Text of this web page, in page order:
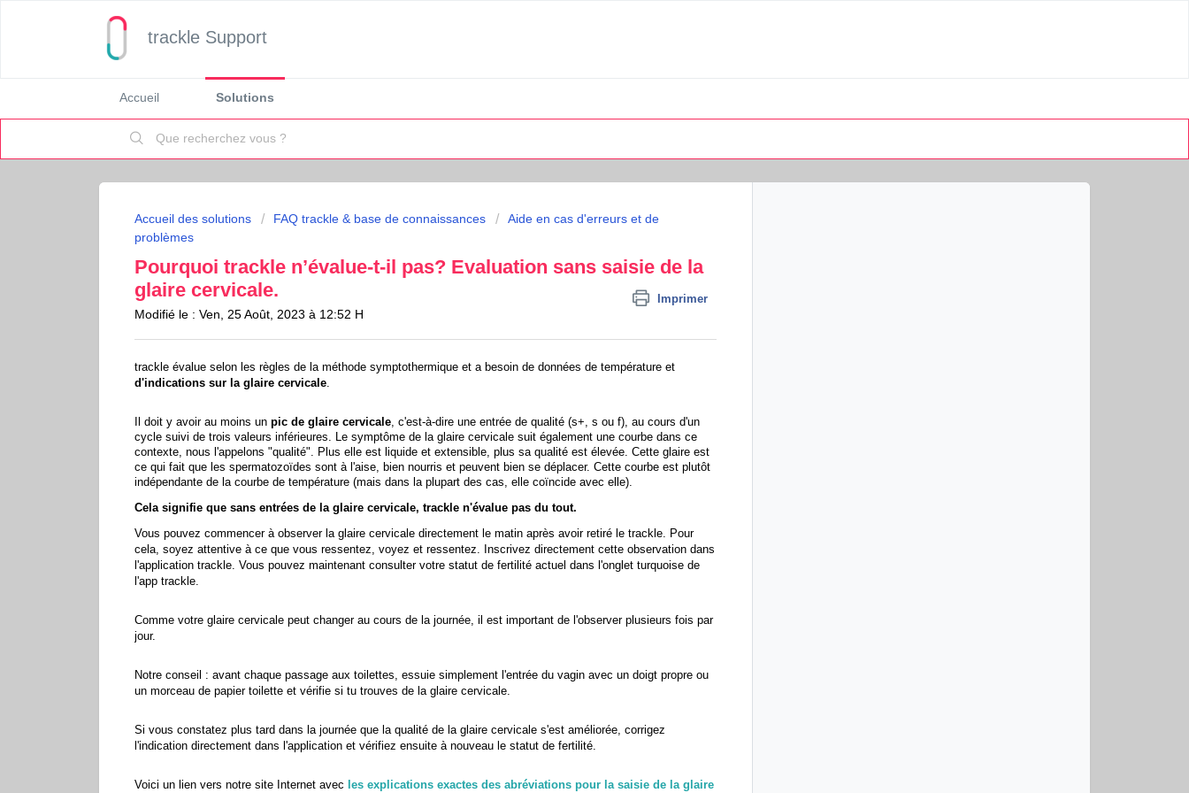
trackle Support
Accueil Solutions
Accueil des solutions FAQ trackle & base de connaissances
Aide en cas d'erreurs et de
problèmes
Pourquoi trackle n’évalue-t-il pas? Evaluation sans saisie de la
glaire cervicale.
Imprimer
Modifié le : Ven, 25 Août, 2023 à 12:52 H
trackle évalue selon les règles de la méthode symptothermique et a besoin de données de température et
d'indications sur la glaire cervicale
Il doit y avoir au moins un pic de glaire cervicale , c'est-à-dire une entrée de qualité (s+, s ou f), au cours d'un
cycle suivi de trois valeurs inférieures. Le symptôme de la glaire cervicale suit également une courbe dans ce
contexte, nous l'appelons "qualité". Plus elle est liquide et extensible, plus sa qualité est élevée. Cette glaire est
ce qui fait que les spermatozoïdes sont à l'aise, bien nourris et peuvent bien se déplacer. Cette courbe est plutôt
indépendante de la courbe de température (mais dans la plupart des cas, elle coïncide avec elle).
Cela signifie que sans entrées de la glaire cervicale, trackle n'évalue pas du tout.
Vous pouvez commencer à observer la glaire cervicale directement le matin après avoir retiré le trackle. Pour
cela, soyez attentive à ce que vous ressentez, voyez et ressentez. Inscrivez directement cette observation dans
l'application trackle. Vous pouvez maintenant consulter votre statut de fertilité actuel dans l'onglet turquoise de
l'app trackle.
Comme votre glaire cervicale peut changer au cours de la journée, il est important de l'observer plusieurs fois par
jour.
Notre conseil : avant chaque passage aux toilettes, essuie simplement l'entrée du vagin avec un doigt propre ou
un morceau de papier toilette et vérifie si tu trouves de la glaire cervicale.
Si vous constatez plus tard dans la journée que la qualité de la glaire cervicale s'est améliorée, corrigez
l'indication directement dans l'application et vérifiez ensuite à nouveau le statut de fertilité.
Voici un lien vers notre site Internet avec les explications exactes des abréviations pour la saisie de la glaire